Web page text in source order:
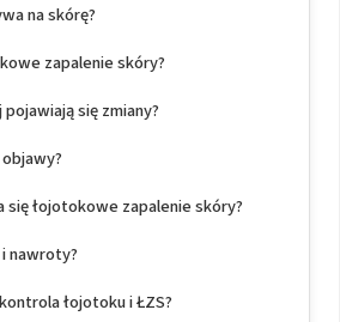
na skórę?
zapalenie skóry?
się zmiany?
się łojotokowe zapalenie skóry?
nawroty?
łojotoku i ŁZS?